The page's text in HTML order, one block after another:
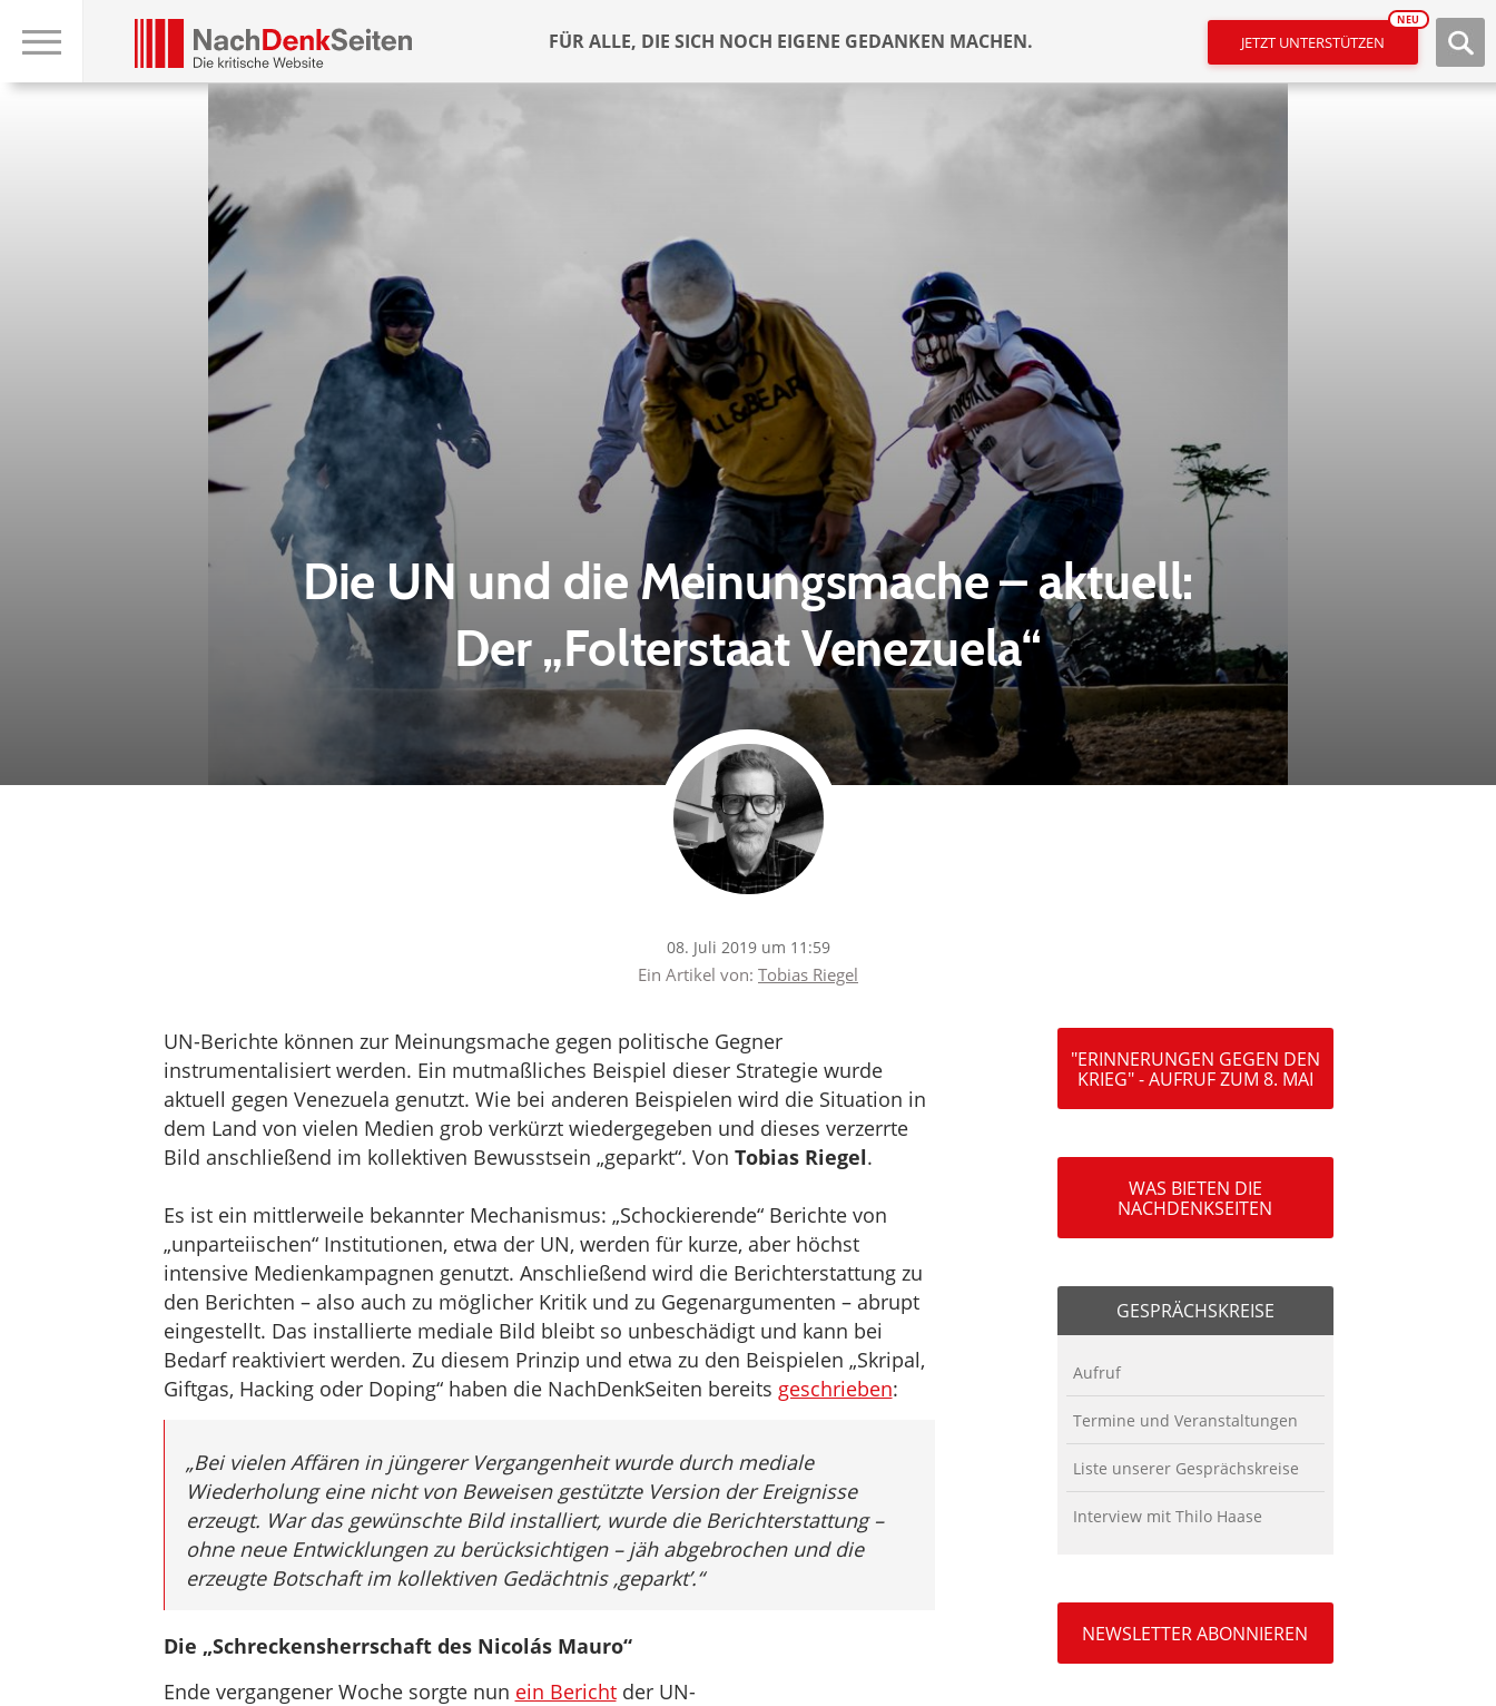
FÜR ALLE, DIE SICH NOCH EIGENE GEDANKEN MACHEN. JETZT UNTERSTÜTZEN
NEU
Die UN und die Meinungsmache – aktuell:
Der „Folterstaat Venezuela“
08. Juli 2019 um 11:59
Ein Artikel von: Tobias Riegel
UN-Berichte können zur Meinungsmache gegen politische Gegner
instrumentalisiert werden. Ein mutmaßliches Beispiel dieser Strategie wurde
aktuell gegen Venezuela genutzt. Wie bei anderen Beispielen wird die Situation in
dem Land von vielen Medien grob verkürzt wiedergegeben und dieses verzerrte
Bild anschließend im kollektiven Bewusstsein „geparkt“. Von Tobias Riegel.
Es ist ein mittlerweile bekannter Mechanismus: „Schockierende“ Berichte von
„unparteiischen“ Institutionen, etwa der UN, werden für kurze, aber höchst
intensive Medienkampagnen genutzt. Anschließend wird die Berichterstattung zu
den Berichten – also auch zu möglicher Kritik und zu Gegenargumenten – abrupt
eingestellt. Das installierte mediale Bild bleibt so unbeschädigt und kann bei
Bedarf reaktiviert werden. Zu diesem Prinzip und etwa zu den Beispielen „Skripal,
Giftgas, Hacking oder Doping“ haben die NachDenkSeiten bereits geschrieben:
„Bei vielen Affären in jüngerer Vergangenheit wurde durch mediale
Wiederholung eine nicht von Beweisen gestützte Version der Ereignisse
erzeugt. War das gewünschte Bild installiert, wurde die Berichterstattung –
ohne neue Entwicklungen zu berücksichtigen – jäh abgebrochen und die
erzeugte Botschaft im kollektiven Gedächtnis ‚geparkt’.“
Die „Schreckensherrschaft des Nicolás Mauro“
Ende vergangener Woche sorgte nun ein Berichtder UN-
"ERINNERUNGEN GEGEN DEN
KRIEG" - AUFRUF ZUM 8. MAI
WAS BIETEN DIE
NACHDENKSEITEN
GESPRÄCHSKREISE
Aufruf
Termine und Veranstaltungen
Liste unserer Gesprächskreise
Interview mit Thilo Haase
NEWSLETTER ABONNIEREN